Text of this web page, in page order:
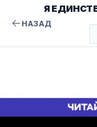
НАЗАД
Я